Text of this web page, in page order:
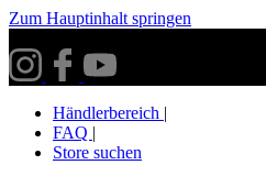
Zum Hauptinhalt springen
Händlerbereich |
FAQ |
Store suchen